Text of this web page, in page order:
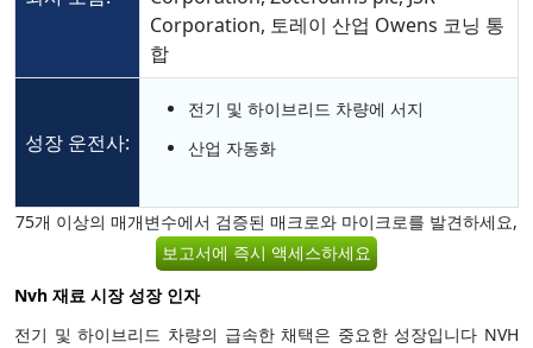
Corporation, 토레이 산업 Owens 코닝 통
합
성장 운전사:
전기 및 하이브리드 차량에 서지
산업 자동화
75개 이상의 매개변수에서 검증된 매크로와 마이크로를 발견하세요,
보고서에 즉시 액세스하세요
Nvh 재료 시장 성장 인자
전기 및 하이브리드 차량의 급속한 채택은 중요한 성장입니다 NVH